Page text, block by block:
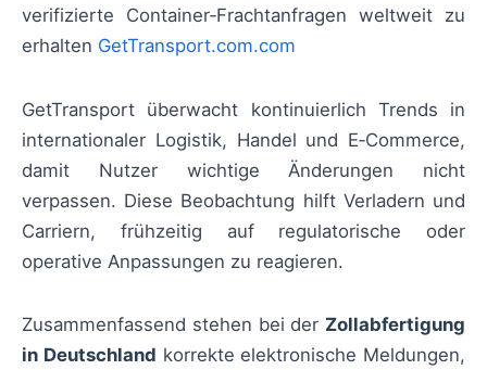
verifizierte Container‑Frachtanfragen weltweit zu
erhalten GetTransport.com.com
GetTransport überwacht kontinuierlich Trends in
internationaler Logistik, Handel und E‑Commerce,
damit Nutzer wichtige Änderungen nicht
verpassen. Diese Beobachtung hilft Verladern und
Carriern, frühzeitig auf regulatorische oder
operative Anpassungen zu reagieren.
Zusammenfassend stehen bei der Zollabfertigung
in Deutschland korrekte elektronische Meldungen,